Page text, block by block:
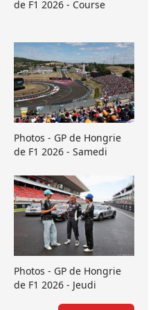
de F1 2026 - Course
Photos - GP de Hongrie
de F1 2026 - Samedi
Photos - GP de Hongrie
de F1 2026 - Jeudi